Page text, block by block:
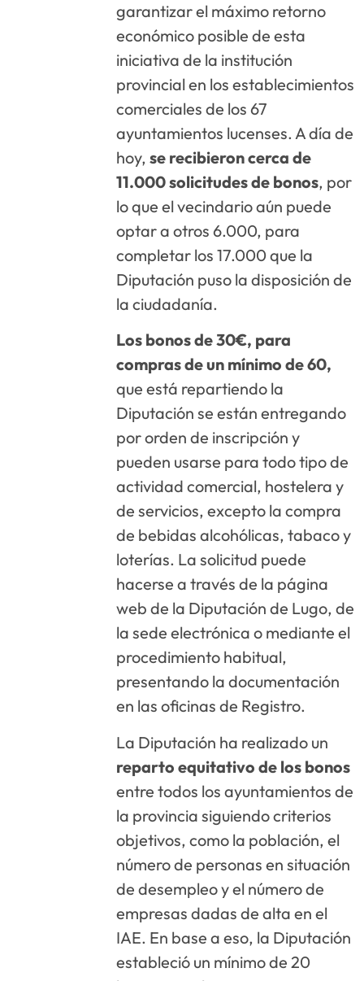
garantizar el máximo retorno
económico posible de esta
iniciativa de la institución
provincial en los establecimientos
comerciales de los 67
ayuntamientos lucenses. A día de
hoy,se recibieron cerca de
11.000 solicitudes de bonos, por
lo que el vecindario aún puede
optar a otros 6.000, para
completar los 17.000 que la
Diputación puso la disposición de
la ciudadanía.
Los bonos de 30€, para
compras de un mínimo de 60,
que está repartiendo la
Diputación se están entregando
por orden de inscripción y
pueden usarse para todo tipo de
actividad comercial, hostelera y
de servicios, excepto la compra
de bebidas alcohólicas, tabaco y
loterías. La solicitud puede
hacerse a través de la página
web de la Diputación de Lugo, de
la sede electrónica o mediante el
procedimiento habitual,
presentando la documentación
en las oficinas de Registro.
La Diputación ha realizado un
reparto equitativo de los bonos
entre todos los ayuntamientos de
la provincia siguiendo criterios
objetivos, como la población, el
número de personas en situación
de desempleo y el número de
empresas dadas de alta en el
IAE. En base a eso, la Diputación
estableció un mínimo de 20